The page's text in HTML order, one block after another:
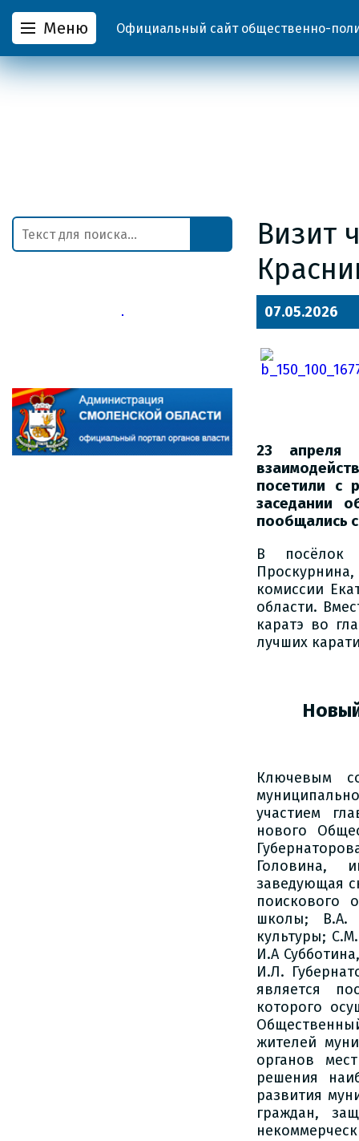
Меню Официальный сайт общественно-
Визит
07.05.2026
23 апреля
посетили с
заседании
пообщались
В посёлок
комиссии
области.
каратэ во
лучших
Ключевым
участием
нового
Головина,
заведующая
поискового
школы; В.А.
культуры;
И.А
И.Л.
является
которого
жителей
органов
решения
развития
граждан,